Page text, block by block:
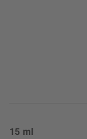
15 ml